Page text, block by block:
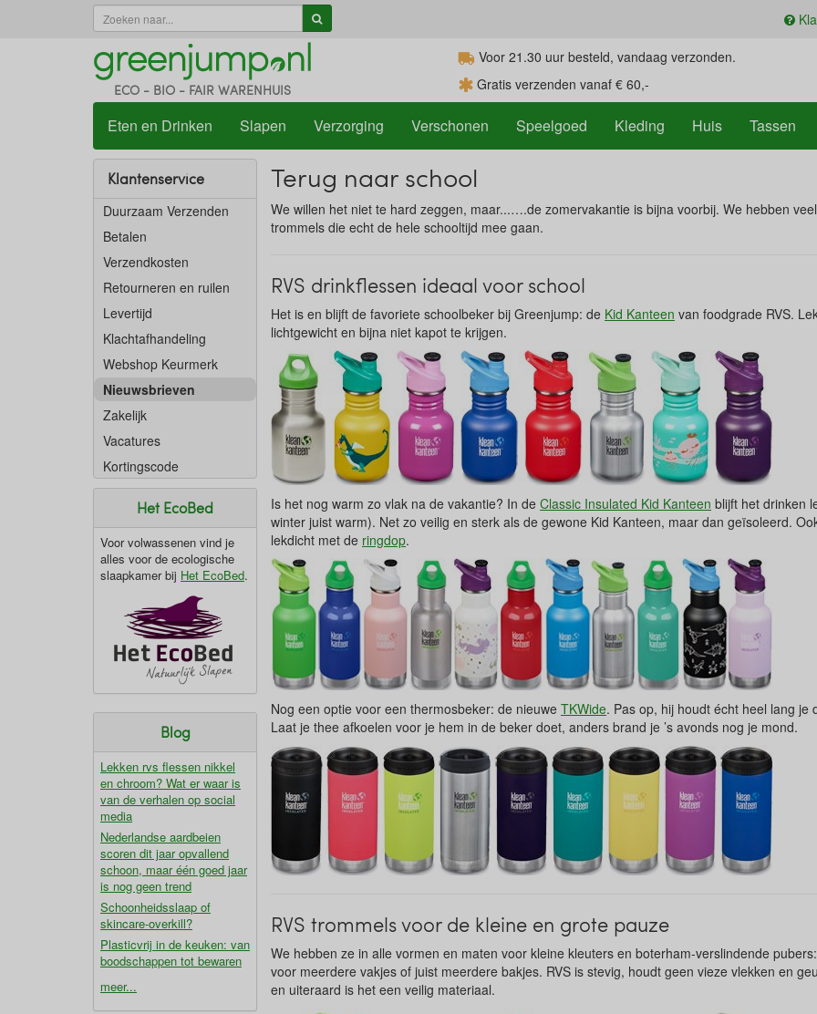
ECO - BIO - FAIR WARENHUIS
Voor 21.30 uur besteld, vandaag verzonden.
Gratis verzenden vanaf € 60,-
Eten en Drinken Slapen Verzorging Verschonen Speelgoed Kleding Huis Tassen
Klantenservice
Duurzaam Verzenden
Betalen
Verzendkosten
Retourneren en ruilen
Levertijd
Klachtafhandeling
Webshop Keurmerk
Nieuwsbrieven
Zakelijk
Vacatures
Kortingscode
Het EcoBed
Voor volwassenen vind je
alles voor de ecologische
slaapkamer bij Het EcoBed.
Blog
Lekken rvs flessen nikkel
en chroom? Wat er waar is
van de verhalen op social
media
Nederlandse aardbeien
scoren dit jaar opvallend
schoon, maar één goed jaar
is nog geen trend
Schoonheidsslaap of
skincare-overkill?
Plasticvrij in de keuken: van
boodschappen tot bewaren
meer...
Terug naar school
We willen het niet te hard zeggen, maar...….de zomervakantie is bijna voorbij. We hebben
trommels die echt de hele schooltijd mee gaan.
RVS drinkflessen ideaal voor school
Het is en blijft de favoriete schoolbeker bij Greenjump: de Kid Kanteen van foodgrade RVS.
lichtgewicht en bijna niet kapot te krijgen.
Is het nog warm zo vlak na de vakantie? In de Classic Insulated Kid Kanteen blijft het drinken
winter juist warm). Net zo veilig en sterk als de gewone Kid Kanteen, maar dan geïsoleerd.
lekdicht met de ringdop.
Nog een optie voor een thermosbeker: de nieuwe TKWide. Pas op, hij houdt écht heel lang je
Laat je thee afkoelen voor je hem in de beker doet, anders brand je ’s avonds nog je mond.
RVS trommels voor de kleine en grote pauze
We hebben ze in alle vormen en maten voor kleine kleuters en boterham-verslindende pubers:
voor meerdere vakjes of juist meerdere bakjes. RVS is stevig, houdt geen vieze vlekken en
en uiteraard is het een veilig materiaal.